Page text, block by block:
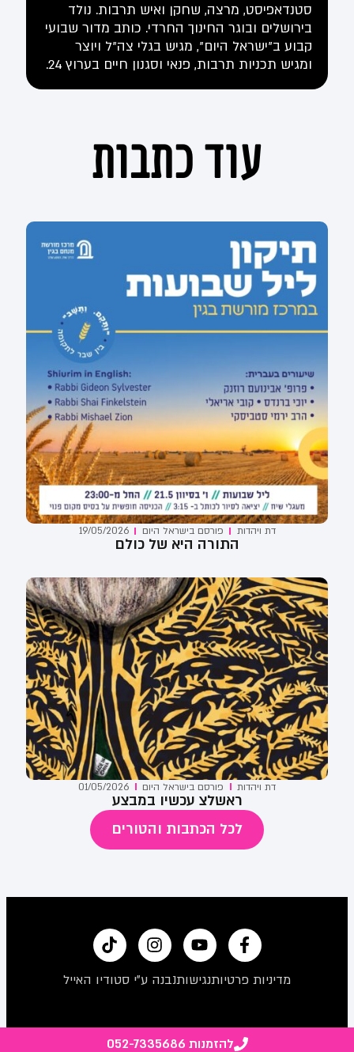
להזמנות 052-7335686
סטנדאפיסט, מרצה, שחקן ואיש תרבות. נולד
בירושלים ובוגר החינוך החרדי. כותב מדור שבועי
קבוע ב"ישראל היום", מגיש בגלי צה"ל ויוצר
ומגיש תכניות תרבות, פנאי וסגנון חיים בערוץ 24.
עוד כתבות
דת ויהדות פורסם בישראל היום 19/05/2026
התורה היא של כולם
דת ויהדות פורסם בישראל היום 01/05/2026
ראשלצ עכשיו במבצע
לכל הכתבות והטורים
מדיניות פרטיותנגישותנבנה ע"י סטודיו האייל